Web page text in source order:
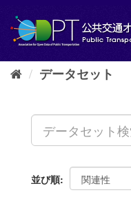
し
データセット
並び順